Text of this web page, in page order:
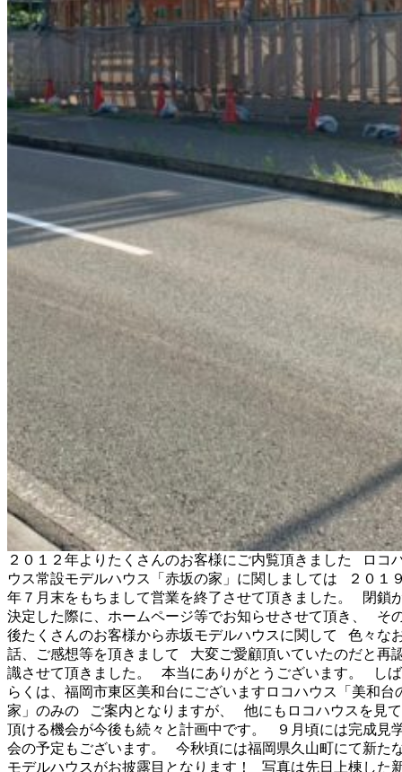
２０１２年よりたくさんのお客様にご内覧頂きました ロコ
ウス常設モデルハウス「赤坂の家」に関しましては ２０１
年７月末をもちまして営業を終了させて頂きました。 閉鎖
決定した際に、ホームページ等でお知らせさせて頂き、 そ
後たくさんのお客様から赤坂モデルハウスに関して 色々な
話、ご感想等を頂きまして 大変ご愛顧頂いていたのだと再
識させて頂きました。 本当にありがとうございます。 しば
らくは、福岡市東区美和台にございますロコハウス「美和台
家」のみの ご案内となりますが、 他にもロコハウスを見て
頂ける機会が今後も続々と計画中です。 ９月頃には完成見
会の予定もございます。 今秋頃には福岡県久山町にて新た
モデルハウスがお披露目となります！ 写真は先日上棟した